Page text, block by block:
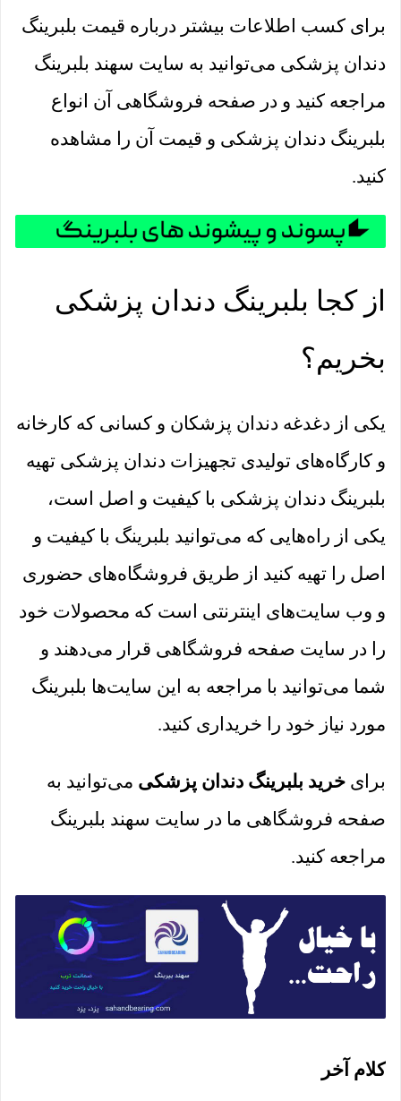
برای کسب اطلاعات بیشتر درباره قیمت بلبرینگ
دندان پزشکی می‌توانید به سایت سهند بلبرینگ
مراجعه کنید و در صفحه فروشگاهی آن انواع
بلبرینگ دندان پزشکی و قیمت آن را مشاهده
کنید.
از کجا بلبرینگ دندان پزشکی
بخریم؟
یکی از دغدغه دندان پزشکان و کسانی که کارخانه
و کارگاه‌های تولیدی تجهیزات دندان پزشکی تهیه
بلبرینگ دندان پزشکی با کیفیت و اصل است،
یکی از راه‌هایی که می‌توانید بلبرینگ با کیفیت و
اصل را تهیه کنید از طریق فروشگاه‌های حضوری
و وب سایت‌های اینترنتی است که محصولات خود
را در سایت صفحه فروشگاهی قرار می‌دهند و
شما می‌توانید با مراجعه به این سایت‌ها بلبرینگ
مورد نیاز خود را خریداری کنید.
برای خرید بلبرینگ دندان پزشکی می‌توانید به
صفحه فروشگاهی ما در سایت سهند بلبرینگ
مراجعه کنید.
کلام آخر